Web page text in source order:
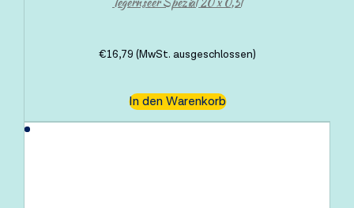
€16,79 (MwSt. ausgeschlossen)
In den Warenkorb